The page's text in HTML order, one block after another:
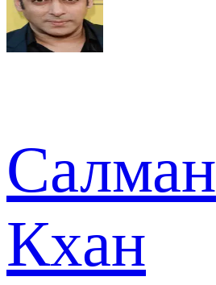
Салман
Кхан